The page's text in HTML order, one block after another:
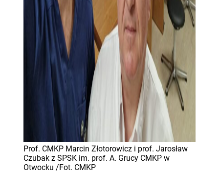
Prof. CMKP Marcin Złotorowicz i prof. Jarosław
Czubak z SPSK im. prof. A. Grucy CMKP w
Otwocku /Fot. CMKP